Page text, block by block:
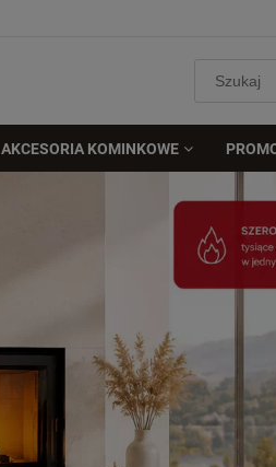
AKCESORIA KOMINKOWE